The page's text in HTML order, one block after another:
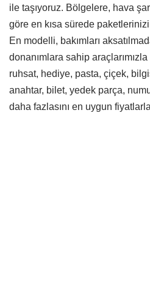
ile taşıyoruz. Bölgelere, hava
göre en kısa sürede paketlerinizi
En modelli, bakımları
donanımlara sahip
ruhsat, hediye, pasta, çiçek,
anahtar, bilet, yedek parça,
daha fazlasını en uygun